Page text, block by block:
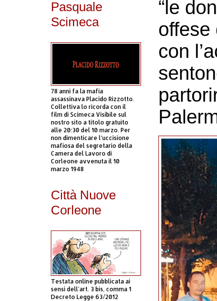
“le
offese
con
Pasquale
Scimeca
78 anni fa la mafia
assassinava Placido Rizzotto.
Collettiva lo ricorda con il
film di Scimeca Visibile sul
nostro sito a titolo gratuito
alle 20:30 del 10 marzo. Per
non dimenticare l’uccisione
mafiosa del segretario della
Camera del Lavoro di
Corleone avvenuta il 10
marzo 1948
Città Nuove
Corleone
Testata online pubblicata ai
sensi dell'art. 3 bis, comma 1
Decreto Legge 63/2012